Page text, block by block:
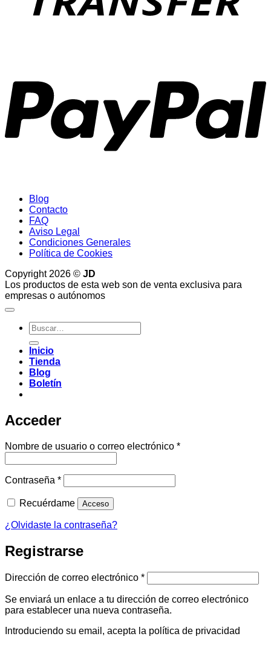
Blog
Contacto
FAQ
Aviso Legal
Condiciones Generales
Política de Cookies
Copyright 2026 © JD
Los productos de esta web son de venta exclusiva para
empresas o autónomos
Buscar
por:
Inicio
Tienda
Blog
Boletín
Acceder
Nombre de usuario o correo electrónico *Obligatorio
Contraseña *Obligatorio
Recuérdame Acceso
¿Olvidaste la contraseña?
Registrarse
Dirección de correo electrónico *Obligatorio
Se enviará un enlace a tu dirección de correo electrónico
para establecer una nueva contraseña.
Introduciendo su email, acepta la política de privacidad